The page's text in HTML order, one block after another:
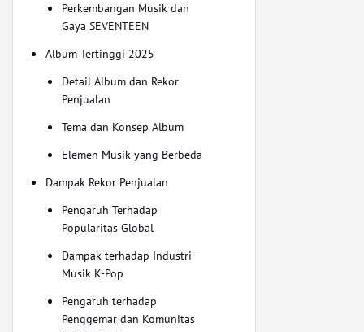
Perkembangan Musik dan
Gaya SEVENTEEN
Album Tertinggi 2025
Detail Album dan Rekor
Penjualan
Tema dan Konsep Album
Elemen Musik yang Berbeda
Dampak Rekor Penjualan
Pengaruh Terhadap
Popularitas Global
Dampak terhadap Industri
Musik K-Pop
Pengaruh terhadap
Penggemar dan Komunitas